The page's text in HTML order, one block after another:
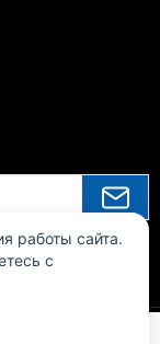
работы сайта.
с